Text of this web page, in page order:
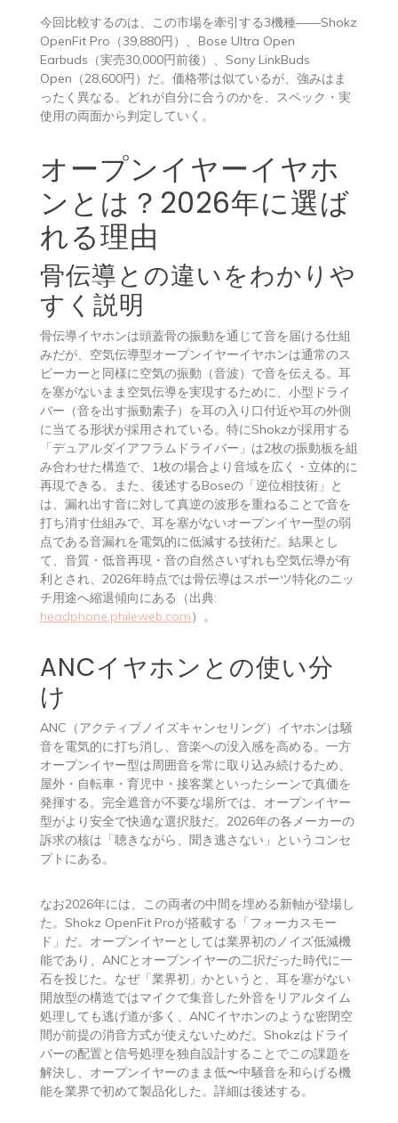
今回比較するのは、この市場を牽引する3機種——Shokz
OpenFit Pro（39,880円）、Bose Ultra Open
Earbuds（実売30,000円前後）、Sony LinkBuds
Open（28,600円）だ。価格帯は似ているが、強みはま
ったく異なる。どれが自分に合うのかを、スペック・実
使用の両面から判定していく。
オープンイヤーイヤホ
ンとは？2026年に選ば
れる理由
骨伝導との違いをわかりや
すく説明
骨伝導イヤホンは頭蓋骨の振動を通じて音を届ける仕組
みだが、空気伝導型オープンイヤーイヤホンは通常のス
ピーカーと同様に空気の振動（音波）で音を伝える。耳
を塞がないまま空気伝導を実現するために、小型ドライ
バー（音を出す振動素子）を耳の入り口付近や耳の外側
に当てる形状が採用されている。特にShokzが採用する
「デュアルダイアフラムドライバー」は2枚の振動板を組
み合わせた構造で、1枚の場合より音域を広く・立体的に
再現できる。また、後述するBoseの「逆位相技術」と
は、漏れ出す音に対して真逆の波形を重ねることで音を
打ち消す仕組みで、耳を塞がないオープンイヤー型の弱
点である音漏れを電気的に低減する技術だ。結果とし
て、音質・低音再現・音の自然さいずれも空気伝導が有
利とされ、2026年時点では骨伝導はスポーツ特化のニッ
チ用途へ縮退傾向にある（出典:
headphone.phileweb.com）。
ANCイヤホンとの使い分
け
ANC（アクティブノイズキャンセリング）イヤホンは騒
音を電気的に打ち消し、音楽への没入感を高める。一方
オープンイヤー型は周囲音を常に取り込み続けるため、
屋外・自転車・育児中・接客業といったシーンで真価を
発揮する。完全遮音が不要な場所では、オープンイヤー
型がより安全で快適な選択肢だ。2026年の各メーカーの
訴求の核は「聴きながら、聞き逃さない」というコンセ
プトにある。
なお2026年には、この両者の中間を埋める新軸が登場し
た。Shokz OpenFit Proが搭載する「フォーカスモー
ド」だ。オープンイヤーとしては業界初のノイズ低減機
能であり、ANCとオープンイヤーの二択だった時代に一
石を投じた。なぜ「業界初」かというと、耳を塞がない
開放型の構造ではマイクで集音した外音をリアルタイム
処理しても逃げ道が多く、ANCイヤホンのような密閉空
間が前提の消音方式が使えないためだ。Shokzはドライ
バーの配置と信号処理を独自設計することでこの課題を
解決し、オープンイヤーのまま低〜中騒音を和らげる機
能を業界で初めて製品化した。詳細は後述する。